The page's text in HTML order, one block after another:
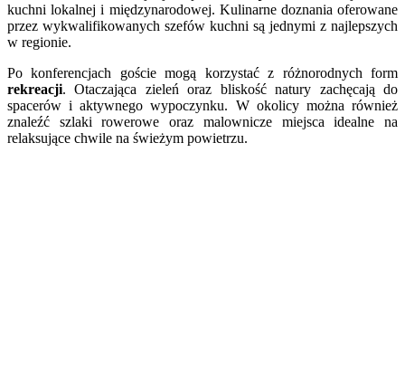
kuchni lokalnej i międzynarodowej. Kulinarne doznania oferowane
przez wykwalifikowanych szefów kuchni są jednymi z najlepszych
w regionie.
Po konferencjach goście mogą korzystać z różnorodnych form
rekreacji. Otaczająca zieleń oraz bliskość natury zachęcają do
spacerów i aktywnego wypoczynku. W okolicy można również
znaleźć szlaki rowerowe oraz malownicze miejsca idealne na
relaksujące chwile na świeżym powietrzu.